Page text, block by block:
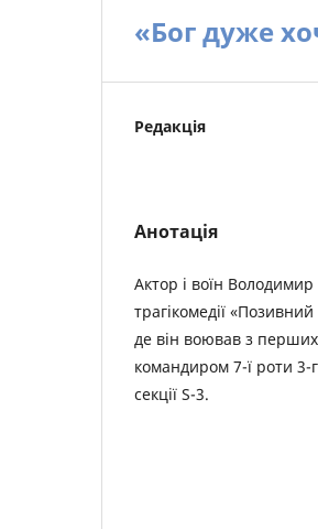
«Бог дуже
Редакція
Анотація
Актор і воїн
трагікомедії
де він воював з
командиром 7-ї роти 3-
секції S-3.